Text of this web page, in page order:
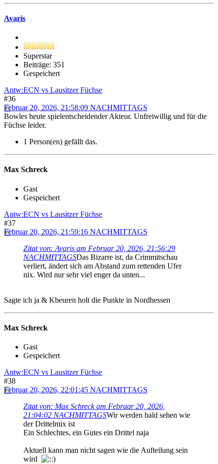
Avaris
Superstar
Beiträge: 351
Gespeichert
Antw:ECN vs Lausitzer Füchse
#36
Februar 20, 2026, 21:58:09 NACHMITTAGS
Bowles heute spielentscheidender Akteur. Unfreiwillig und für die
Füchse leider.
1 Person(en) gefällt das.
Max Schreck
Gast
Gespeichert
Antw:ECN vs Lausitzer Füchse
#37
Februar 20, 2026, 21:59:16 NACHMITTAGS
Zitat von: Avaris am Februar 20, 2026, 21:56:29
NACHMITTAGSDas Bizarre ist, da Crimmitschau
verliert, ändert sich am Abstand zum rettenden Ufer
nix. Wird nur sehr viel enger da unten...
Sagte ich ja & Kbeuren holt die Punkte in Nordhessen
Max Schreck
Gast
Gespeichert
Antw:ECN vs Lausitzer Füchse
#38
Februar 20, 2026, 22:01:45 NACHMITTAGS
Zitat von: Max Schreck am Februar 20, 2026,
21:04:02 NACHMITTAGSWir werden bald sehen wie
der Drittelmix ist
Ein Schlechtes, ein Gutes ein Drittel naja
Aktuell kann man nicht sagen wie die Aufteilung sein
wird